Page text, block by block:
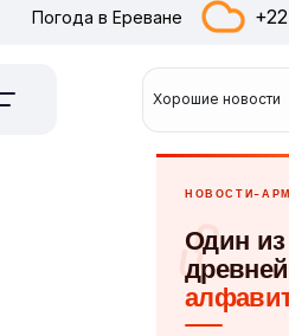
Погода в Ереване +22
Хорошие новости